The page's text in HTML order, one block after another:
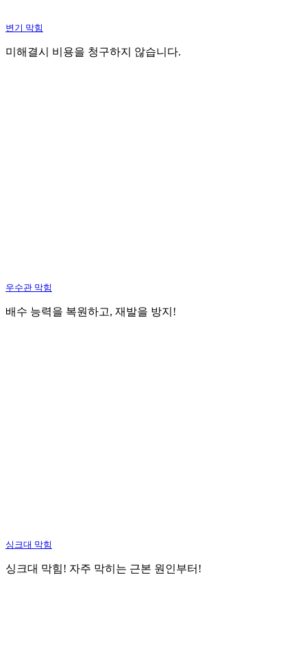
변기 막힘
미해결시 비용을 청구하지 않습니다.
우수관 막힘
배수 능력을 복원하고, 재발을 방지!
싱크대 막힘
싱크대 막힘! 자주 막히는 근본 원인부터!